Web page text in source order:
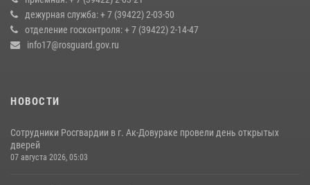
20 июля 2026, 07:01
дежурная служба: + 7 (39422) 2-03-50
отделение госконтроля: + 7 (39422) 2-14-47
info17@rosguard.gov.ru
НОВОСТИ
Сотрудники Росгвардии в г. Ак-Довураке провели день открытых
дверей
07 августа 2026, 05:03